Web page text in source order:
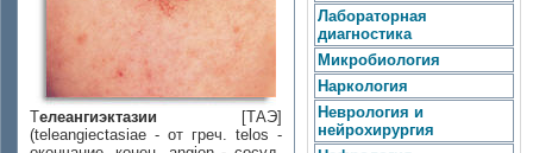
Телеангиэктазии [ТАЭ]
(teleangiectasiae - от греч. telos -
Лабораторная
диагностика
Микробиология
Наркология
Неврология и
нейрохирургия